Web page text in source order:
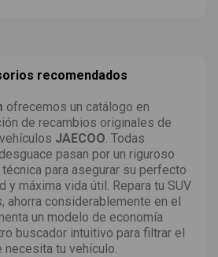
recomendados
ofrecemos un catálogo en
de recambios originales de
JAECOO . Todas
pasan por un riguroso
para asegurar su perfecto
y máxima vida útil. Repara tu SUV
ahorra considerablemente en el
un modelo de economía
buscador intuitivo para filtrar el
tu vehículo.